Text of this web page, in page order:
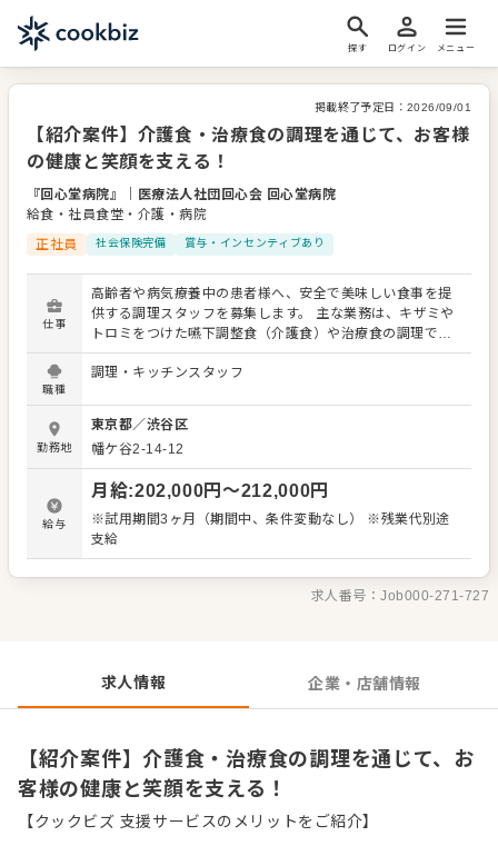
探す ログイン メニュー
掲載終了予定日： 2026/09/01
【紹介案件】介護食・治療食の調理を通じて、お客様
の健康と笑顔を支える！
『回心堂病院』
医療法人社団回心会 回心堂病院
給食・社員食堂・介護・病院
正社員
社会保険完備 賞与・インセンティブあり
仕事
高齢者や病気療養中の患者様へ、安全で美味しい食事を提
供する調理スタッフを募集します。 主な業務は、キザミや
トロミをつけた嚥下調整食（介護食）や治療食の調理で
す。 調理だけでなく、盛り付けや配膳準備といった業務も
担当。 介護食・治療食の専門知識と技術を深く身につける
ます。 安定した環境で、長く活躍したい方を歓迎します。
＜おすすめポイント＞ 嚥下調整食や治療食の専門技術が身
につきます。日々の食数が安定しているため、計画的に作
業ができ、長く安定して働けます。
職種
調理・キッチンスタッフ
勤務地
東京都／渋谷区
幡ケ谷2-14-12
給与
月給:202,000円〜212,000円
※試用期間3ヶ月（期間中、条件変動なし） ※残業代別途
支給
求人番号：Job000-271-727
求人情報 企業・店舗情報
【紹介案件】介護食・治療食の調理を通じて、お
客様の健康と笑顔を支える！
【クックビズ 支援サービスのメリットをご紹介】